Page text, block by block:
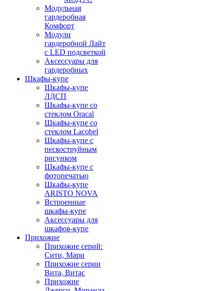
Модульная
гардеробная
Комфорт
Модули
гардеробной Лайт
с LED подсветкой
Аксессуары для
гардеробных
Шкафы-купе
Шкафы-купе
ЛДСП
Шкафы-купе со
стеклом Oracal
Шкафы-купе со
стеклом Lacobel
Шкафы-купе с
пескоструйным
рисунком
Шкафы-купе с
фотопечатью
Шкафы-купе
ARISTO NOVA
Встроенные
шкафы-купе
Аксессуары для
шкафов-купе
Прихожие
Прихожие серий:
Сити, Мари
Прихожие серии
Вита, Витас
Прихожие